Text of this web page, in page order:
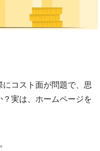
にコスト面が問題で、思
実は、ホームページを